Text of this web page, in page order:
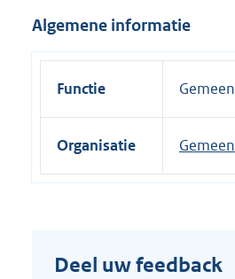
n
k
Algemene informatie
Functie
Organisatie
Deel uw feedback